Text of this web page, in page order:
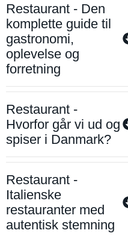
Restaurant - Den
komplette guide til
gastronomi,
oplevelse og
forretning
Restaurant -
Hvorfor går vi ud og
spiser i Danmark?
Restaurant -
Italienske
restauranter med
autentisk stemning